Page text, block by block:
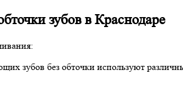
зубов в Краснодаре
зубов без обточки используют